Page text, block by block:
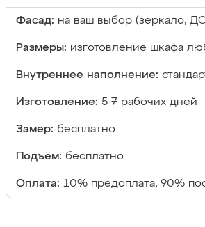
Фасад: на ваш выбор (зеркало,
Размеры: изготовление шкафа
Внутреннее наполнение:
Изготовление: 5-7 рабочих дней
Замер: бесплатно
Подъём: бесплатно
Оплата: 10% предоплата, 90%